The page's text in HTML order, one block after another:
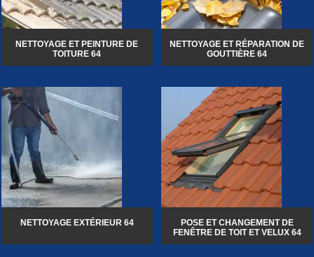
NETTOYAGE ET PEINTURE DE
TOITURE 64
NETTOYAGE ET RÉPARATION DE
GOUTTIÈRE 64
NETTOYAGE EXTÉRIEUR 64
POSE ET CHANGEMENT DE
FENÊTRE DE TOIT ET VELUX 64